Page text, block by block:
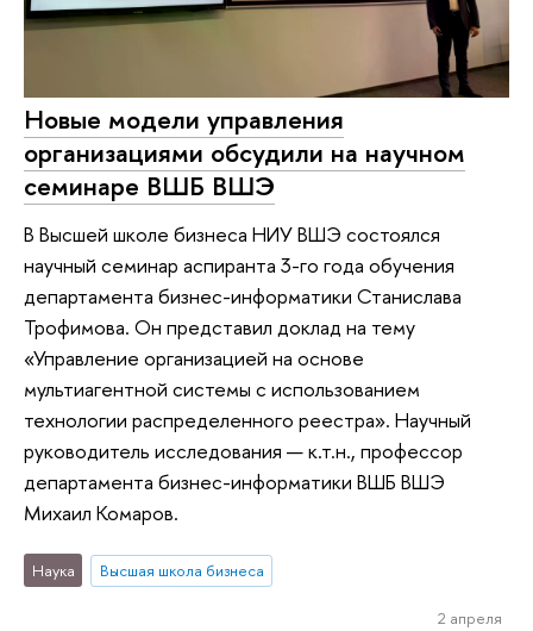
Новые модели управления
организациями обсудили на научном
семинаре ВШБ ВШЭ
В Высшей школе бизнеса НИУ ВШЭ состоялся
научный семинар аспиранта 3-го года обучения
департамента бизнес-информатики Станислава
Трофимова. Он представил доклад на тему
«Управление организацией на основе
мультиагентной системы с использованием
технологии распределенного реестра». Научный
руководитель исследования — к.т.н., профессор
департамента бизнес-информатики ВШБ ВШЭ
Михаил Комаров.
Наука Высшая школа бизнеса
2 апреля